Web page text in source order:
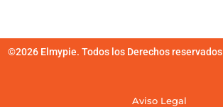
©2026 Elmypie. Todos los Derechos reservados
Aviso Legal